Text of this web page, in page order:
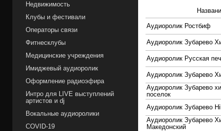
Аудиоролик Ростбиф
Аудиоролик Зубарево
Аудиоролик Русская
Аудиоролик Зубарево
Аудиоролик Зубарево
поселок
Аудиоролик Зубарево
Аудиоролик Зубарево
Македонский
Недвижимость
Клубы и фестивали
Операторы связи
Фитнесклубы
Медицинские учреждения
Имиджевый аудиоролик
Оформление радиоэфира
Интро для LIVE выступлений
артистов и dj
Вокальные аудиоролики
COVID-19